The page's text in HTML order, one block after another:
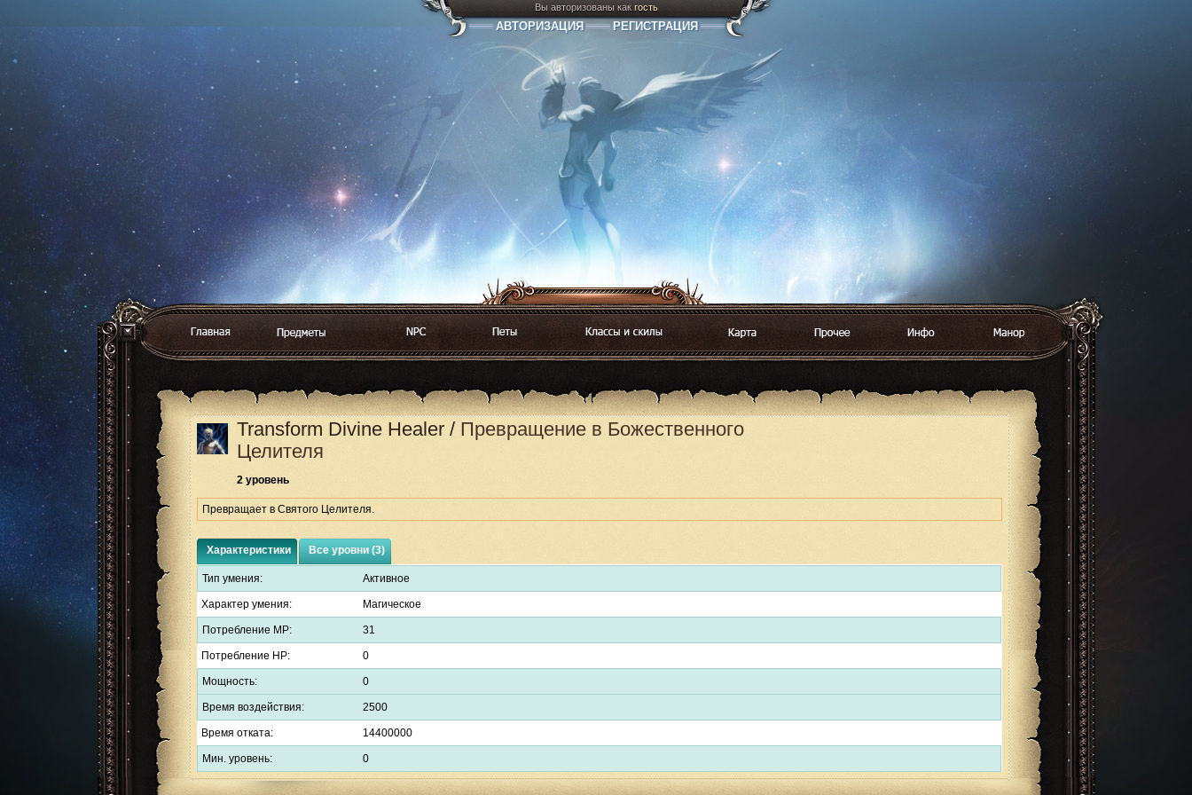
Вы авторизованы как гость
АВТОРИЗАЦИЯ РЕГИСТРАЦИЯ
Transform Divine Healer/ Превращение в Божественного
Целителя
2 уровень
Превращает в Святого Целителя.
Характеристики Все уровни (3)
Тип умения: Активное
Характер умения: Магическое
Потребление MP: 31
Потребление HP: 0
Мощность: 0
Время воздействия: 2500
Время отката: 14400000
Мин. уровень: 0